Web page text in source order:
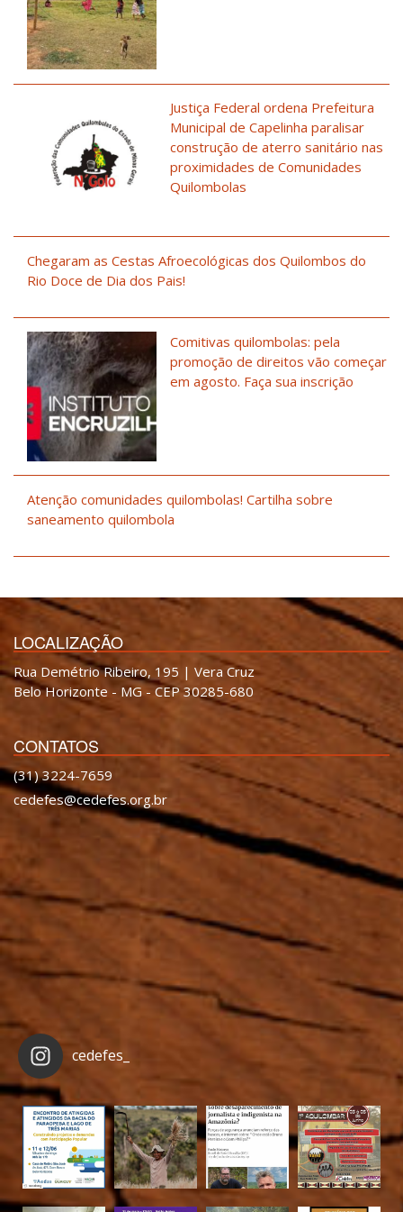
Justiça Federal ordena Prefeitura
Municipal de Capelinha paralisar
construção de aterro sanitário nas
proximidades de Comunidades
Quilombolas
Chegaram as Cestas Afroecológicas dos Quilombos do
Rio Doce de Dia dos Pais!
Comitivas quilombolas: pela
promoção de direitos vão começar
em agosto. Faça sua inscrição
Atenção comunidades quilombolas! Cartilha sobre
saneamento quilombola
LOCALIZAÇÃO
Rua Demétrio Ribeiro, 195 | Vera Cruz
Belo Horizonte - MG - CEP 30285-680
CONTATOS
(31) 3224-7659
cedefes@cedefes.org.br
cedefes_